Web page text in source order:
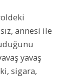
annesi ile
yavaş
sigara,